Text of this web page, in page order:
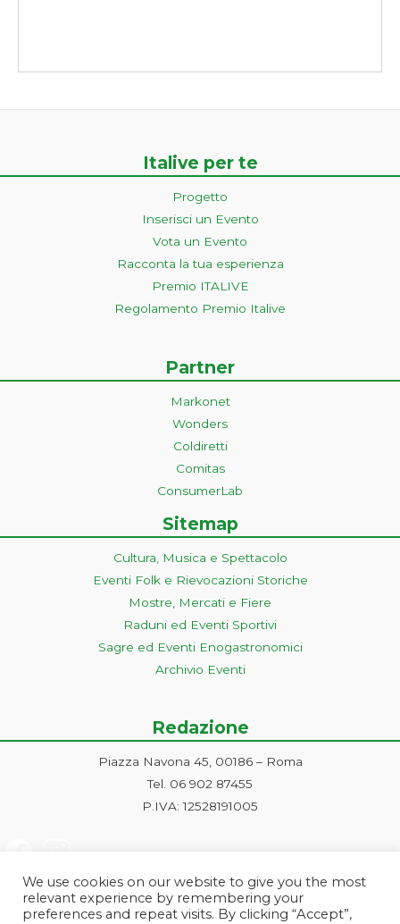
Italive per te
Progetto
Inserisci un Evento
Vota un Evento
Racconta la tua esperienza
Premio ITALIVE
Regolamento Premio Italive
Partner
Markonet
Wonders
Coldiretti
Comitas
ConsumerLab
Sitemap
Cultura, Musica e Spettacolo
Eventi Folk e Rievocazioni Storiche
Mostre, Mercati e Fiere
Raduni ed Eventi Sportivi
Sagre ed Eventi Enogastronomici
Archivio Eventi
Redazione
Piazza Navona 45, 00186 – Roma
Tel. 06 902 87455
P.IVA: 12528191005
We use cookies on our website to give you the most
relevant experience by remembering your
preferences and repeat visits. By clicking “Accept”,